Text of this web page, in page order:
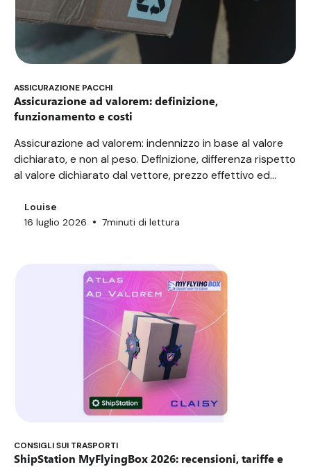
ASSICURAZIONE PACCHI
Assicurazione ad valorem: definizione,
funzionamento e costi
Assicurazione ad valorem: indennizzo in base al valore
dichiarato, e non al peso. Definizione, differenza rispetto
al valore dichiarato dal vettore, prezzo effettivo ed
Louise
16 luglio 2026 • 7minuti di lettura
CONSIGLI SUI TRASPORTI
ShipStation MyFlyingBox 2026: recensioni, tariffe e